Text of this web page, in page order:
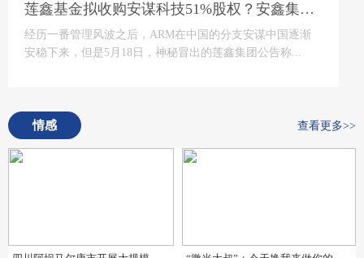
莲鑫基金拟收购安谋科技51%股权？安鑫集团回应
经历一番管理风波之后，ARM在中国的分支安谋中国逐渐
安稳下来，但是5月18日，神秘冒出的莲鑫集团公告称...
情感 查看更多>>